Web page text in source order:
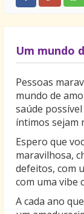
Um mundo
Pessoas
mundo de
saúde
íntimos sejam
Espero que
maravilhosa,
defeitos, com
com uma vibe
A cada ano